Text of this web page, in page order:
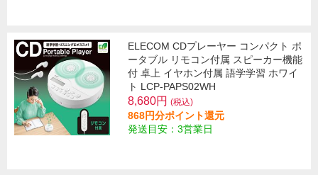
ELECOM CDプレーヤー コンパクト ポ
ータブル リモコン付属 スピーカー機能
付 卓上 イヤホン付属 語学学習 ホワイ
ト LCP-PAPS02WH
8,680円 (税込)
868円分ポイント還元
発送目安：3営業日